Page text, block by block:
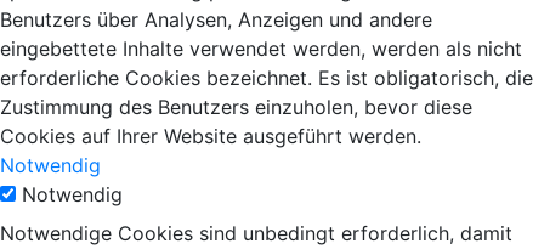
Benutzers über Analysen, Anzeigen und andere
eingebettete Inhalte verwendet werden, werden als nicht
erforderliche Cookies bezeichnet. Es ist obligatorisch, die
Zustimmung des Benutzers einzuholen, bevor diese
Cookies auf Ihrer Website ausgeführt werden.
Notwendig
Notwendig
Notwendige Cookies sind unbedingt erforderlich, damit